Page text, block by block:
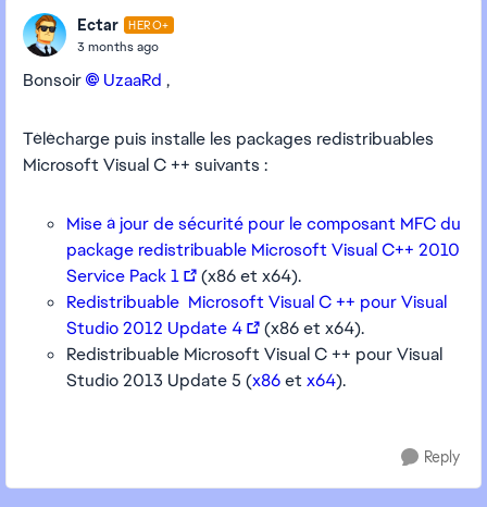
Ectar HERO+
3 months ago
Bonsoir UzaaRd​ ,
Télécharge puis installe les packages redistribuables
Microsoft Visual C ++ suivants :
Mise à jour de sécurité pour le composant MFC du
package redistribuable Microsoft Visual C++ 2010
Service Pack 1
(x86 et x64).
Redistribuable Microsoft Visual C ++ pour Visual
Studio 2012 Update 4
(x86 et x64).
Redistribuable Microsoft Visual C ++ pour Visual
Studio 2013 Update 5 (x86et x64).
Reply